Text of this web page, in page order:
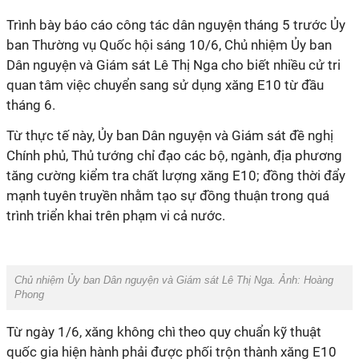
Trình bày báo cáo công tác dân nguyện tháng 5 trước Ủy
ban Thường vụ Quốc hội sáng 10/6, Chủ nhiệm Ủy ban
Dân nguyện và Giám sát Lê Thị Nga cho biết nhiều cử tri
quan tâm việc chuyển sang sử dụng xăng E10 từ đầu
tháng 6.
Từ thực tế này, Ủy ban Dân nguyện và Giám sát đề nghị
Chính phủ, Thủ tướng chỉ đạo các bộ, ngành, địa phương
tăng cường kiểm tra chất lượng xăng E10; đồng thời đẩy
mạnh tuyên truyền nhằm tạo sự đồng thuận trong quá
trình triển khai trên phạm vi cả nước.
Chủ nhiệm Ủy ban Dân nguyện và Giám sát Lê Thị Nga. Ảnh: Hoàng
Phong
Từ ngày 1/6, xăng không chì theo quy chuẩn kỹ thuật
quốc gia hiện hành phải được phối trộn thành xăng E10